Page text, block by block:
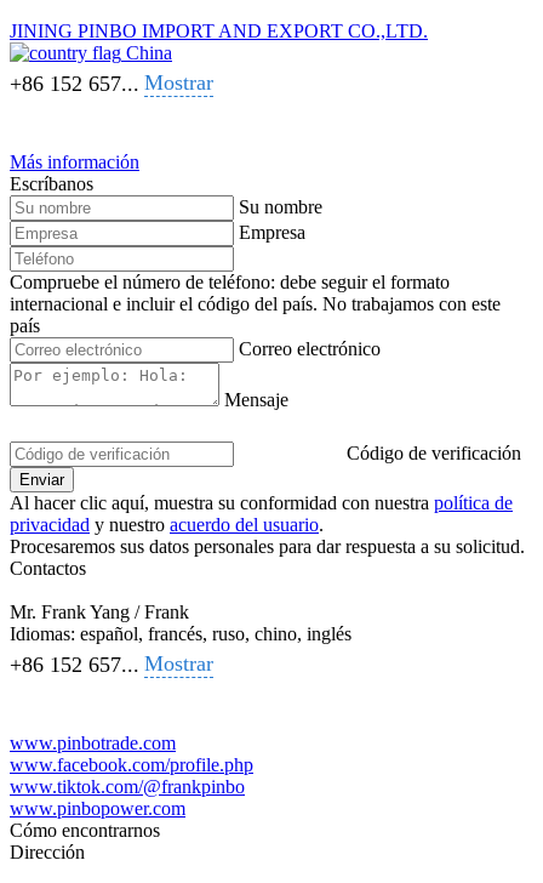
JINING PINBO IMPORT AND EXPORT CO.,LTD.
China
+86 152 657... Mostrar
Más información
Escríbanos
Su nombre
Empresa
Compruebe el número de teléfono: debe seguir el formato
internacional e incluir el código del país. No trabajamos con este
país
Correo electrónico
Mensaje
Código de verificación
Al hacer clic aquí, muestra su conformidad con nuestra política de
privacidad y nuestro acuerdo del usuario.
Procesaremos sus datos personales para dar respuesta a su solicitud.
Contactos
Mr. Frank Yang / Frank
Idiomas: español, francés, ruso, chino, inglés
+86 152 657... Mostrar
www.pinbotrade.com
www.facebook.com/profile.php
www.tiktok.com/@frankpinbo
www.pinbopower.com
Cómo encontrarnos
Dirección